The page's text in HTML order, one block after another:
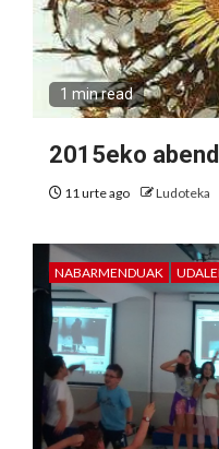
1 min read
2015eko
11 urte ago Ludoteka
NABARMENDUAK